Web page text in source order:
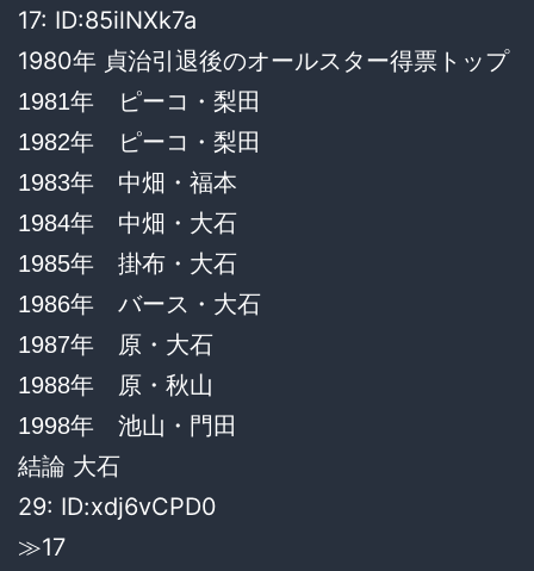
17: ID:85ilNXk7a
1980年 貞治引退後のオールスター得票トップ
1981年 ピーコ・梨田
1982年 ピーコ・梨田
1983年 中畑・福本
1984年 中畑・大石
1985年 掛布・大石
1986年 バース・大石
1987年 原・大石
1988年 原・秋山
1998年 池山・門田
結論 大石
29: ID:xdj6vCPD0
≫17